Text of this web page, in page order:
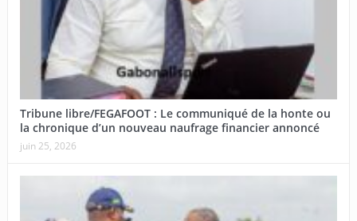
Tribune libre/FEGAFOOT : Le communiqué de la honte ou
la chronique d’un nouveau naufrage financier annoncé
juin 25, 2026